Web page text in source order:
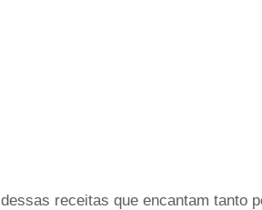
receitas que encantam tanto